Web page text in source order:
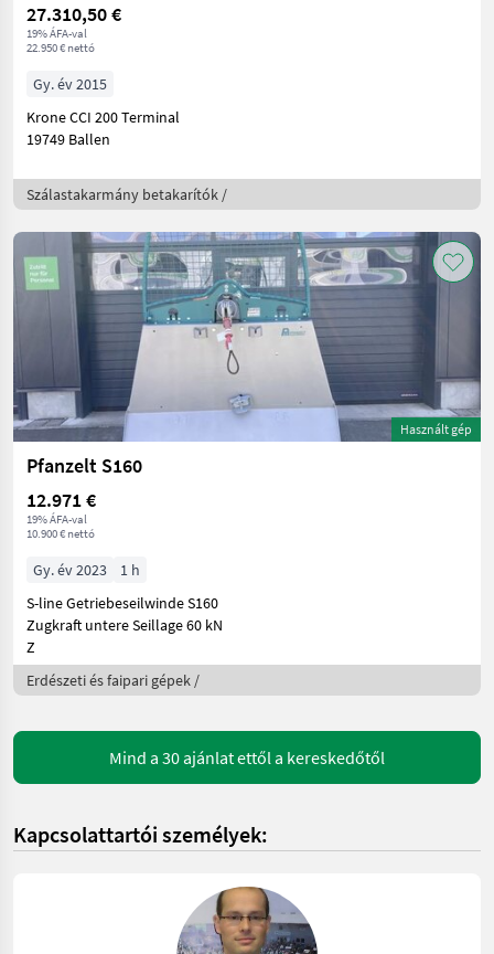
27.310,50 €
19% ÁFA-val
22.950 € nettó
Gy. év 2015
Krone CCI 200 Terminal
19749 Ballen
Szálastakarmány betakarítók /
Használt gép
Pfanzelt S160
12.971 €
19% ÁFA-val
10.900 € nettó
Gy. év 2023
1 h
S-line Getriebeseilwinde S160
Zugkraft untere Seillage 60 kN
Z
Erdészeti és faipari gépek /
Mind a 30 ajánlat ettől a kereskedőtől
Kapcsolattartói személyek: